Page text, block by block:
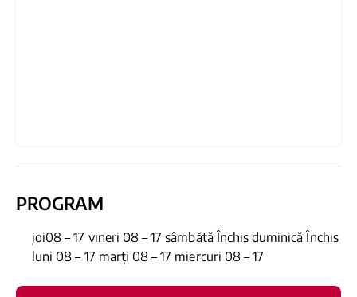
PROGRAM
joi08 – 17 vineri 08 – 17 sâmbătă Închis duminică Închis
luni 08 – 17 marți 08 – 17 miercuri 08 – 17